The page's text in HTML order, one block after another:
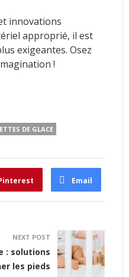
innovations
approprié, il est
exigeantes. Osez
!
DE GLACE
Email
NEXT POST
: solutions
les pieds